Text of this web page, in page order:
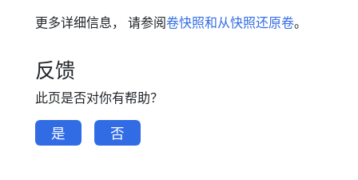
更多详细信息， 请参阅卷快照和从快照还原卷。
反馈
此页是否对你有帮助？
是 否